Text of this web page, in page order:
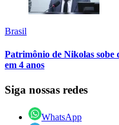
Brasil
Patrimônio de Nikolas sobe
em 4 anos
Siga nossas redes
WhatsApp